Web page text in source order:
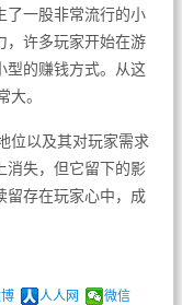
了一股非常流行的小
，许多玩家开始在游
型的赚钱方式。从这
。
位以及其对玩家需求
消失，但它留下的影
留存在玩家心中，成
人人网 微信